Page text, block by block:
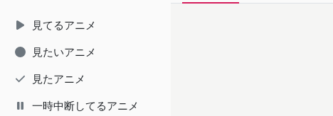
見てるアニメ
見たいアニメ
見たアニメ
一時中断してるアニメ